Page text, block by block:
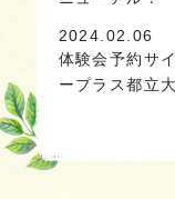
2024.02.06
体験会予約サ
ープラス都立